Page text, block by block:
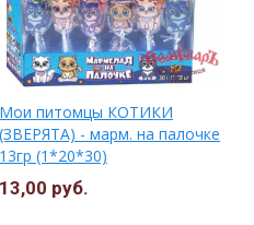
Мои питомцы КОТИКИ
(ЗВЕРЯТА) - марм. на палочке
13гр (1*20*30)
13,00 руб.